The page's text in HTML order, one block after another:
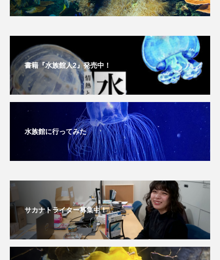
海獣 海綿動物 海藻 海遊館
深海 深海生物
渋川マリン水族館 渓流 湿地
漁業 漁港 漫画 灯台
無脊椎動物 熱帯魚 牡蠣
環境 環境保全
田んぼ 甲殻類 発酵食品
白身魚 相模川 磯 磯焼け
書籍『水族館人2』発売中！
水族館に行ってみた
サカナトライター募集中！